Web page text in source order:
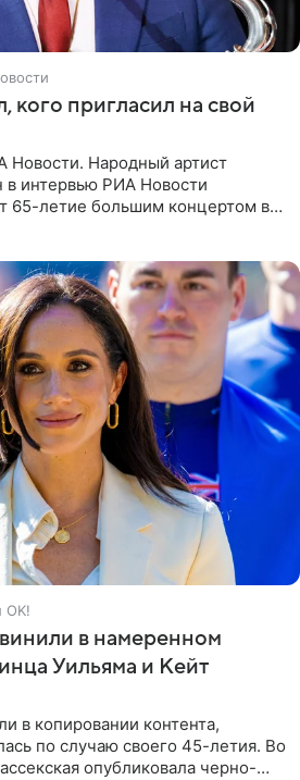
кого пригласил на свой
Народный артист
в интервью РИА Новости
65-летие большим концертом в
в намеренном
Уильяма и Кейт
в копировании контента,
по случаю своего 45-летия. Во
опубликовала черно-